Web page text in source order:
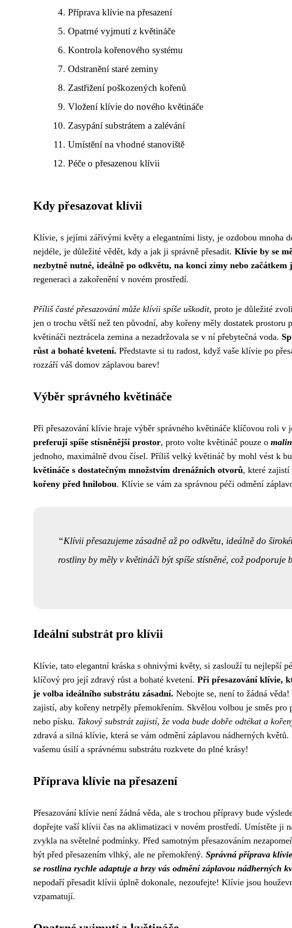
Příprava klívie na přesazení
Opatrné vyjmutí z květináče
Kontrola kořenového systému
Odstranění staré zeminy
Zastřižení poškozených kořenů
Vložení klívie do nového květináče
Zasypání substrátem a zalévání
Umístění na vhodné stanoviště
Péče o přesazenou klívii
Kdy přesazovat klívii
Klívie, s jejími zářivými květy a elegantními listy, je ozdobou mnoha
nejdéle, je důležité vědět, kdy a jak ji správně přesadit. Klívie by se
nezbytně nutné, ideálně po odkvětu, na konci zimy nebo začátkem
regeneraci a zakořenění v novém prostředí.
Příliš časté přesazování může klívii spíše uškodit, proto je důležité
jen o trochu větší než ten původní, aby kořeny měly dostatek prostoru
květináči neztrácela zemina a nezadržovala se v ní přebytečná voda.
růst a bohaté kvetení. Představte si tu radost, když vaše klívie po
rozzáří váš domov záplavou barev!
Výběr správného květináče
Při přesazování klívie hraje výběr správného květináče klíčovou roli v
preferují spíše stísněnější prostor, proto volte květináč pouze o
jednoho, maximálně dvou čísel. Příliš velký květináč by mohl vést k
květináče s dostatečným množstvím drenážních otvorů, které
kořeny před hnilobou. Klívie se vám za správnou péči odmění
Klívii přesazujeme zásadně až po odkvětu, ideálně do
rostliny by měly v květináči být spíše stísněné, což podporuje
Ideální substrát pro klívii
Klívie, tato elegantní kráska s ohnivými květy, si zaslouží tu nejlepší
klíčový pro její zdravý růst a bohaté kvetení. Při přesazování klívie,
je volba ideálního substrátu zásadní. Nebojte se, není to žádná
zajistí, aby kořeny netrpěly přemokřením. Skvělou volbou je směs
nebo písku. Takový substrát zajistí, že voda bude dobře odtékat a
zdravá a silná klívie, která se vám odmění záplavou nádherných
vašemu úsilí a správnému substrátu rozkvete do plné krásy!
Příprava klívie na přesazení
Přesazování klívie není žádná věda, ale s trochou přípravy bude
dopřejte vaší klívii čas na aklimatizaci v novém prostředí. Umístěte ji
zvykla na světelné podmínky. Před samotným přesazováním
být před přesazením vlhký, ale ne přemokřený. Správná příprava
se rostlina rychle adaptuje a brzy vás odmění záplavou nádherných
nepodaří přesadit klívii úplně dokonale, nezoufejte! Klívie jsou
vzpamatují.